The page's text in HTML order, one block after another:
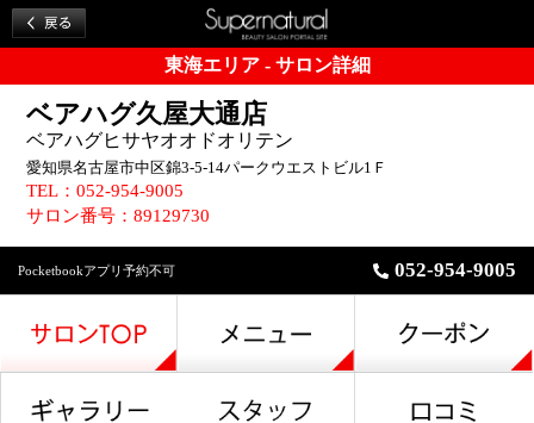
東海エリア - サロン詳細
ベアハグ久屋大通店
ベアハグヒサヤオオドオリテン
愛知県名古屋市中区錦3-5-14パークウエストビル1Ｆ
TEL：052-954-9005
サロン番号：89129730
Pocketbookアプリ予約不可 052-954-9005